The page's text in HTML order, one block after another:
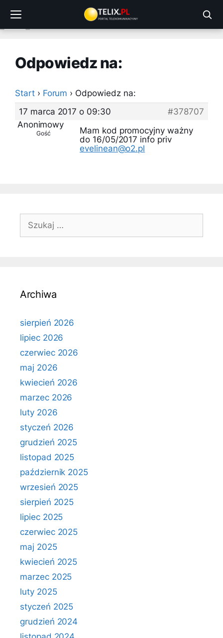
treści
Odpowiedz na:
Start › Forum › Odpowiedz na:
17 marca 2017 o 09:30
#378707
Anonimowy
Gość
Mam kod promocyjny ważny
do 16/05/2017 info priv
evelinean@o2.pl
Szukaj:
Archiwa
sierpień 2026
lipiec 2026
czerwiec 2026
maj 2026
kwiecień 2026
marzec 2026
luty 2026
styczeń 2026
grudzień 2025
listopad 2025
październik 2025
wrzesień 2025
sierpień 2025
lipiec 2025
czerwiec 2025
maj 2025
kwiecień 2025
marzec 2025
luty 2025
styczeń 2025
grudzień 2024